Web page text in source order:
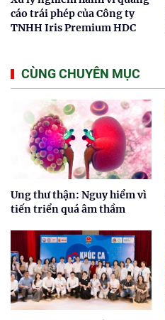
cáo trái phép của Công ty
TNHH Iris Premium HDC
CÙNG CHUYÊN MỤC
Ung thư thận: Nguy hiểm vì
tiến triển quá âm thầm